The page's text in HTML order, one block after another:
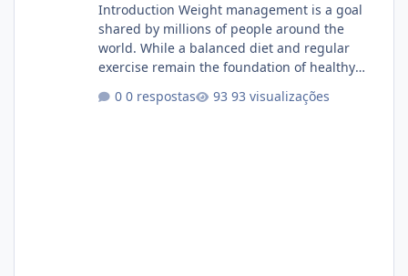
Introduction Weight management is a goal
shared by millions of people around the
world. While a balanced diet and regular
exercise remain the foundation of healthy
dietary supplements for additional support.
0 respostas 93 visualizações